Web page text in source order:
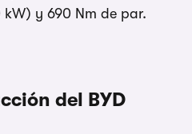
y 690 Nm de par.
del BYD